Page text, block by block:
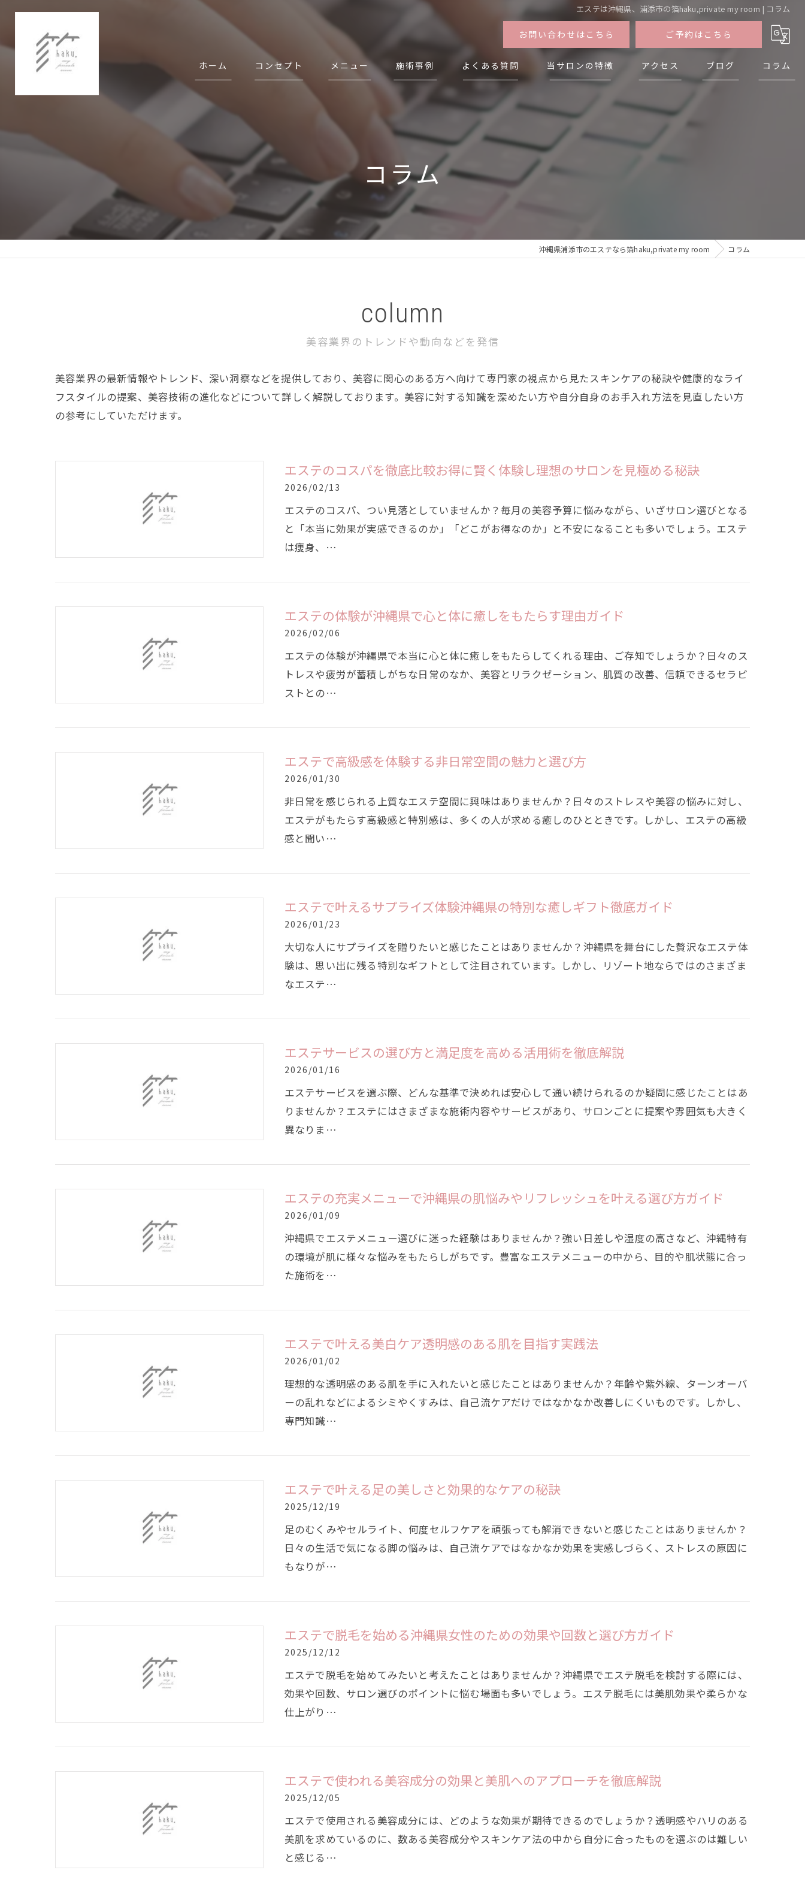
エステは沖縄県、浦添市の箔haku,private my room | コラム
お問い合わせはこちら ご予約はこちら
ホーム コンセプト メニュー 施術事例 よくある質問 当サロンの特徴
フェイシャル
タイ古式マッサージ
アロマボディトリートメント
アクセス ブログ コラム
コラム
沖縄県浦添市のエステなら箔haku,private my room コラム
column
美容業界のトレンドや動向などを発信
美容業界の最新情報やトレンド、深い洞察などを提供しており、美容に関心のある方へ向けて専門家の視点から見たスキンケアの秘訣や健康的なライ
フスタイルの提案、美容技術の進化などについて詳しく解説しております。美容に対する知識を深めたい方や自分自身のお手入れ方法を見直したい方
の参考にしていただけます。
エステのコスパを徹底比較お得に賢く体験し理想のサロンを見極める秘訣
2026/02/13
エステのコスパ、つい見落としていませんか？毎月の美容予算に悩みながら、いざサロン選びとなる
と「本当に効果が実感できるのか」「どこがお得なのか」と不安になることも多いでしょう。エステ
は痩身、…
エステの体験が沖縄県で心と体に癒しをもたらす理由ガイド
2026/02/06
エステの体験が沖縄県で本当に心と体に癒しをもたらしてくれる理由、ご存知でしょうか？日々のス
トレスや疲労が蓄積しがちな日常のなか、美容とリラクゼーション、肌質の改善、信頼できるセラピ
ストとの…
エステで高級感を体験する非日常空間の魅力と選び方
2026/01/30
非日常を感じられる上質なエステ空間に興味はありませんか？日々のストレスや美容の悩みに対し、
エステがもたらす高級感と特別感は、多くの人が求める癒しのひとときです。しかし、エステの高級
感と聞い…
エステで叶えるサプライズ体験沖縄県の特別な癒しギフト徹底ガイド
2026/01/23
大切な人にサプライズを贈りたいと感じたことはありませんか？沖縄県を舞台にした贅沢なエステ体
験は、思い出に残る特別なギフトとして注目されています。しかし、リゾート地ならではのさまざま
なエステ…
エステサービスの選び方と満足度を高める活用術を徹底解説
2026/01/16
エステサービスを選ぶ際、どんな基準で決めれば安心して通い続けられるのか疑問に感じたことはあ
りませんか？エステにはさまざまな施術内容やサービスがあり、サロンごとに提案や雰囲気も大きく
異なりま…
エステの充実メニューで沖縄県の肌悩みやリフレッシュを叶える選び方ガイド
2026/01/09
沖縄県でエステメニュー選びに迷った経験はありませんか？強い日差しや湿度の高さなど、沖縄特有
の環境が肌に様々な悩みをもたらしがちです。豊富なエステメニューの中から、目的や肌状態に合っ
た施術を…
エステで叶える美白ケア透明感のある肌を目指す実践法
2026/01/02
理想的な透明感のある肌を手に入れたいと感じたことはありませんか？年齢や紫外線、ターンオーバ
ーの乱れなどによるシミやくすみは、自己流ケアだけではなかなか改善しにくいものです。しかし、
専門知識…
エステで叶える足の美しさと効果的なケアの秘訣
2025/12/19
足のむくみやセルライト、何度セルフケアを頑張っても解消できないと感じたことはありませんか？
日々の生活で気になる脚の悩みは、自己流ケアではなかなか効果を実感しづらく、ストレスの原因に
もなりが…
エステで脱毛を始める沖縄県女性のための効果や回数と選び方ガイド
2025/12/12
エステで脱毛を始めてみたいと考えたことはありませんか？沖縄県でエステ脱毛を検討する際には、
効果や回数、サロン選びのポイントに悩む場面も多いでしょう。エステ脱毛には美肌効果や柔らかな
仕上がり…
エステで使われる美容成分の効果と美肌へのアプローチを徹底解説
2025/12/05
エステで使用される美容成分には、どのような効果が期待できるのでしょうか？透明感やハリのある
美肌を求めているのに、数ある美容成分やスキンケア法の中から自分に合ったものを選ぶのは難しい
と感じる…